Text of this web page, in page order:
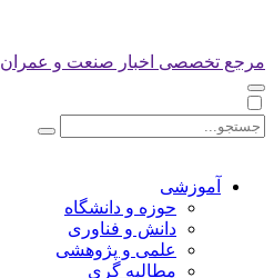
مرجع تخصصی اخبار صنعت و عمران
آموزشی
حوزه و دانشگاه
دانش و فناوری
علمی و پژوهشی
مطالبه گری